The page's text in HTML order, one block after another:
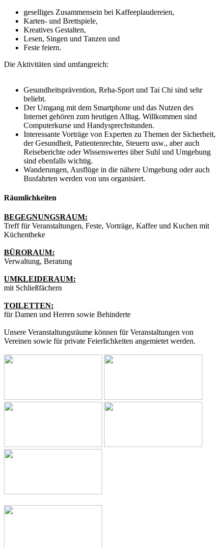
geselliges Zusammensein bei Kaffeeplaudereien,
Karten- und Brettspiele,
Kreatives Gestalten,
Lesen, Singen und Tanzen und
Feste feiern.
Die Aktivitäten sind umfangreich:
Gesundheitsprävention, Reha-Sport und Tai Chi sind sehr
beliebt.
Der Umgang mit dem Smartphone und das Nutzen des
Internet gehören zum heutigen Alltag. Willkommen sind
Computerkurse und Handysprechstunden.
Interessante Vorträge von Experten zu Themen der Sicherheit,
der Gesundheit, Patientenrechte, Steuern usw., aber auch
Reiseberichte oder Wissenswertes über Suhl und Umgebung
sind ebenfalls wichtig.
Wanderungen, Ausflüge in die nähere Umgebung oder auch
Busfahrten werden von uns organisiert.
Räumlichkeiten
BEGEGNUNGSRAUM:
Treff für Veranstaltungen, Feste, Vorträge, Kaffee und Kuchen mit
Küchentheke
BÜRORAUM:
Verwaltung, Beratung
UMKLEIDERAUM:
mit Schließfächern
TOILETTEN:
für Damen und Herren sowie Behinderte
Unsere Veranstaltungsräume können für Veranstaltungen von
Vereinen sowie für private Feierlichkeiten angemietet werden.